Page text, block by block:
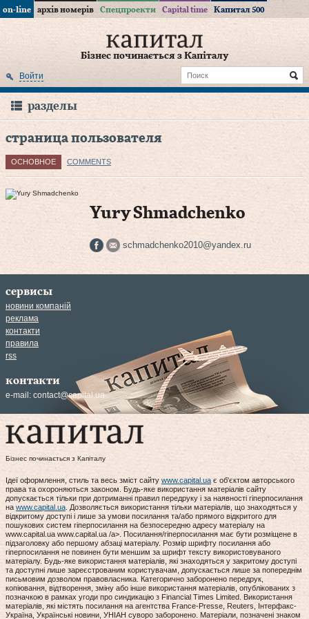
on-line архів номерів Спецпроекти Capital time Капитал 500
Бізнес починається з Капіталу
Войти
разделы
страница пользователя
ОСНОВНОЕ COMMENTS
Yury Shmadchenko
schmadchenko2010@yandex.ru
сервисы
новини компаній
реклама
контакти
правила
rss
контакти
e-mail: contact@capital.ua
Бізнес починається з Капіталу
Ідеї оформлення, стиль та весь зміст сайту www.capital.ua є об'єктом авторського
права та охороняються законом. Будь-яке використання матеріалів сайту
допускається тільки при дотриманні правил передруку і за наявності гіперпосилання
на www.capital.ua . Дозволяється використання тільки матеріалів, що знаходяться у
відкритому доступі і лише за умови посилання та/або прямого відкритого для
пошукових систем гіперпосилання на безпосередню адресу матеріалу на
www.capital.ua www.capital.ua /a>. Посилання/гіперпосилання має бути розміщене в
підзаголовку або першому абзаці матеріалу. Розмір шрифту посилання або
гіперпосилання не повинен бути меншим за шрифт тексту використовуваного
матеріалу. Будь-яке використання матеріалів, які знаходяться у закритому доступі
та доступні лише зареєстрованим користувачам, допускається лише за попереднім
письмовим дозволом правовласника. Категорично заборонено передрук,
копіювання, відтворення, зміну або інше використання матеріалів, опублікованих з
позначкою в рамках угоди про синдикацію з Financial Times Limited. Використання
матеріалів, які містять посилання на агентства France-Presse, Reuters, Інтерфакс-
Україна, Українські новини, УНІАН суворо заборонено. Матеріали, позначені знаком